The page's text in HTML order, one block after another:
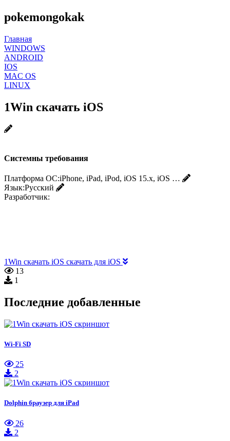
pokemongokak
Главная
WINDOWS
ANDROID
IOS
MAC OS
LINUX
1Win скачать iOS
Системны требования
Платформа ОС:iPhone, iPad, iPod, iOS 15.x, iOS …
Язык:Русский
Разработчик:
1Win скачать iOS скачать для iOS
13
1
Последние добавленные
Wi-Fi SD
25
2
Dolphin браузер для iPad
26
2